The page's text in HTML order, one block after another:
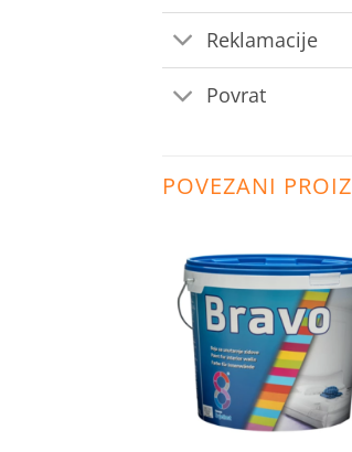
Reklamacije
Povrat
POVEZANI
listu
želja